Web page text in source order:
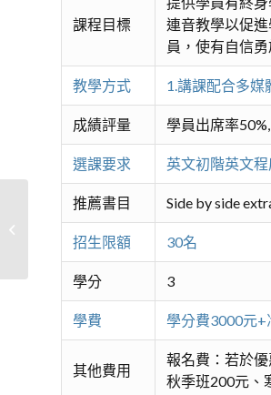
課程目標
連音教學以促
員，使有自信
教學方式 1.講課配合多媒
成績評量 學員出席率
選課要求 英文初階英文
推薦書目 Side by side
招生限額 30名
學分 3
學費 學分費3000元+
其他費用
報名費：若於
秋季班200元、